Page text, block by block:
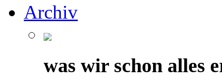
Archiv
was wir schon alles